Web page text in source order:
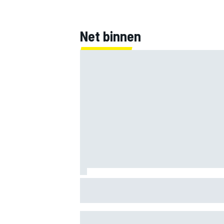
Net binnen